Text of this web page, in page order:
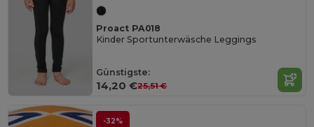
Proact PA018
Kinder Sportunterwäsche Leggings
Günstigste:
14,20 €25,51 €
-32%